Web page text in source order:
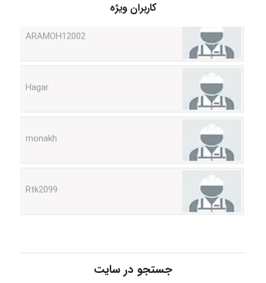
کاربران ویژه
Hagar
monakh
Rtk2099
Arshiaaihsra
جستجو در سایت